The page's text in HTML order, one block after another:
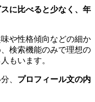
に比べると少なく、年
や性格傾向などの細か
検索機能のみで理想の
もいます。
、 プロフィール文の内